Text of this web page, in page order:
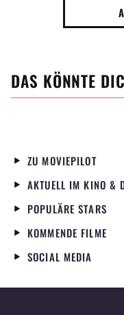
DAS KÖNNTE
ZU MOVIEPILOT
AKTUELL IM KINO &
POPULÄRE STARS
KOMMENDE FILME
SOCIAL MEDIA